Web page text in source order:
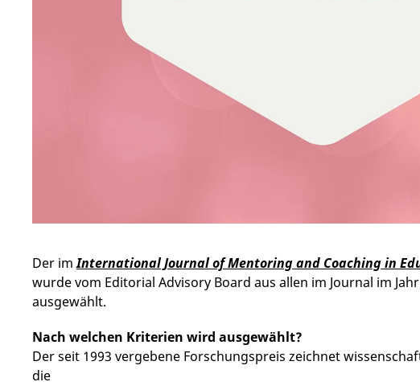
Der imInternational Journal of Mentoring and Coaching in
wurde vom Editorial Advisory Board aus allen im Journal im
ausgewählt.
Nach welchen Kriterien wird ausgewählt?
Der seit 1993 vergebene Forschungspreis zeichnet
die